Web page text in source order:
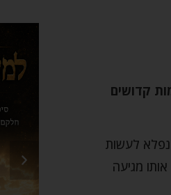
קדושים
לעשות
מגיעה